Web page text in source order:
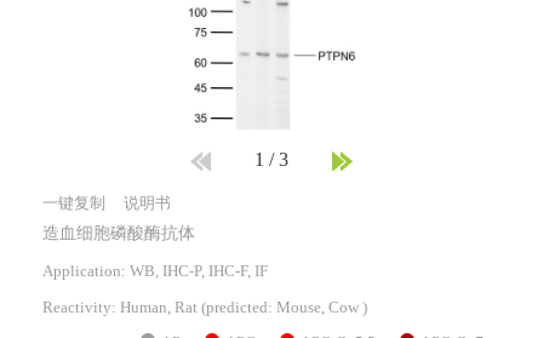
1 /3
一键复制 说明书
造血细胞磷酸酶抗体
Application: WB, IHC-P, IHC-F, IF
Reactivity: Human, Rat (predicted: Mouse, Cow )